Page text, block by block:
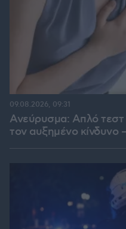
Ανεύρυσμα: Απλό τεστ
τον αυξημένο κίνδυνο
09.08.2026, 09:31